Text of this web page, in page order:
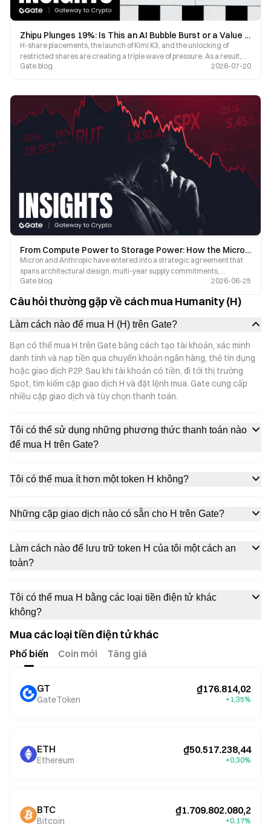
Zhipu Plunges 19%: Is This an AI Bubble Burst or a Value Reassessment?
H-share placements, the launch of Kimi K3, and the unlocking of
restricted shares are creating a triple wave of pressure. As a result,
global AI investment is shifting from “story-driven trades” to “cash
Gate.blog 2026-07-20
From Compute Power to Storage Power: How the Micron-Anthropic Protocol Is Reshaping the AI Chip Supply Chain
Micron and Anthropic have entered into a strategic agreement that
spans architectural design, multi-year supply commitments,
enterprise deployments, and participation in Anthropic’s Series H
Gate.blog 2026-06-25
Câu hỏi thường gặp về cách mua Humanity (H)
Làm cách nào để mua H (H) trên Gate?
Bạn có thể mua H trên Gate bằng cách tạo tài khoản, xác minh
danh tính và nạp tiền qua chuyển khoản ngân hàng, thẻ tín dụng
hoặc giao dịch P2P. Sau khi tài khoản có tiền, đi tới thị trường
Spot, tìm kiếm cặp giao dịch H và đặt lệnh mua. Gate cung cấp
nhiều cặp giao dịch và tùy chọn thanh toán.
Tôi có thể sử dụng những phương thức thanh toán nào
để mua H trên Gate?
Tôi có thể mua ít hơn một token H không?
Những cặp giao dịch nào có sẵn cho H trên Gate?
Làm cách nào để lưu trữ token H của tôi một cách an
toàn?
Tôi có thể mua H bằng các loại tiền điện tử khác
không?
Mua các loại tiền điện tử khác
Phổ biến Coin mới Tăng giá
GT
GateToken
₫176.814,02
+1,35%
ETH
Ethereum
₫50.517.238,44
+0,30%
BTC
Bitcoin
₫1.709.802.080,2
+0,17%